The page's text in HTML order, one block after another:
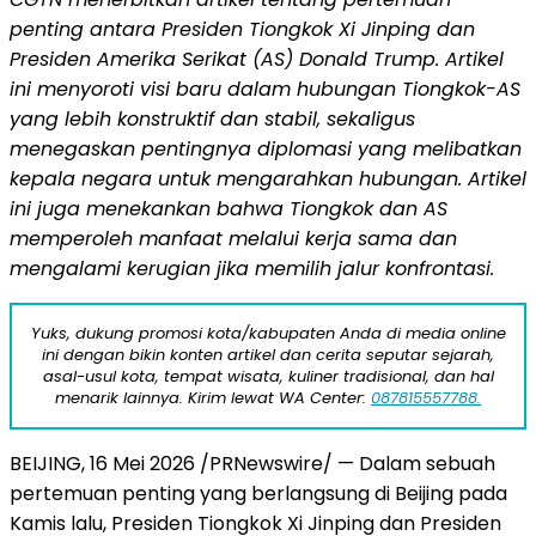
penting antara Presiden Tiongkok Xi Jinping dan
Presiden Amerika Serikat (AS) Donald Trump. Artikel
ini menyoroti visi baru dalam hubungan Tiongkok-AS
yang lebih konstruktif dan stabil, sekaligus
menegaskan pentingnya diplomasi yang melibatkan
kepala negara untuk mengarahkan hubungan. Artikel
ini juga menekankan bahwa Tiongkok dan AS
memperoleh manfaat melalui kerja sama dan
mengalami kerugian jika memilih jalur konfrontasi.
Yuks, dukung promosi kota/kabupaten Anda di media online
ini dengan bikin konten artikel dan cerita seputar sejarah,
asal-usul kota, tempat wisata, kuliner tradisional, dan hal
menarik lainnya. Kirim lewat WA Center: 087815557788.
BEIJING, 16 Mei 2026 /PRNewswire/ — Dalam sebuah
pertemuan penting yang berlangsung di Beijing pada
Kamis lalu, Presiden Tiongkok Xi Jinping dan Presiden